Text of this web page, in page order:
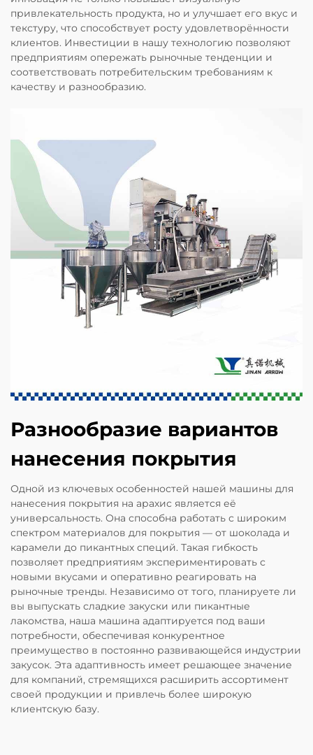
привлекательность продукта, но и улучшает его вкус и
текстуру, что способствует росту удовлетворённости
клиентов. Инвестиции в нашу технологию позволяют
предприятиям опережать рыночные тенденции и
соответствовать потребительским требованиям к
качеству и разнообразию.
Разнообразие вариантов
нанесения покрытия
Одной из ключевых особенностей нашей машины для
нанесения покрытия на арахис является её
универсальность. Она способна работать с широким
спектром материалов для покрытия — от шоколада и
карамели до пикантных специй. Такая гибкость
позволяет предприятиям экспериментировать с
новыми вкусами и оперативно реагировать на
рыночные тренды. Независимо от того, планируете ли
вы выпускать сладкие закуски или пикантные
лакомства, наша машина адаптируется под ваши
потребности, обеспечивая конкурентное
преимущество в постоянно развивающейся индустрии
закусок. Эта адаптивность имеет решающее значение
для компаний, стремящихся расширить ассортимент
своей продукции и привлечь более широкую
клиентскую базу.